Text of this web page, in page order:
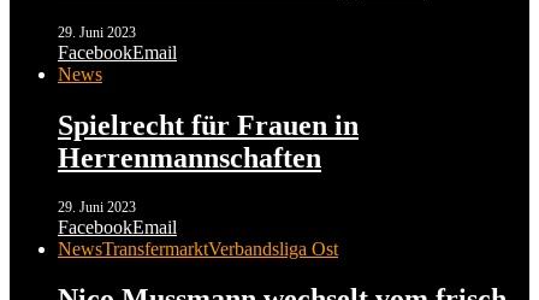
29. Juni 2023
FacebookEmail
News
Spielrecht für Frauen in
Herrenmannschaften
29. Juni 2023
FacebookEmail
NewsTransfermarktVerbandsliga Ost